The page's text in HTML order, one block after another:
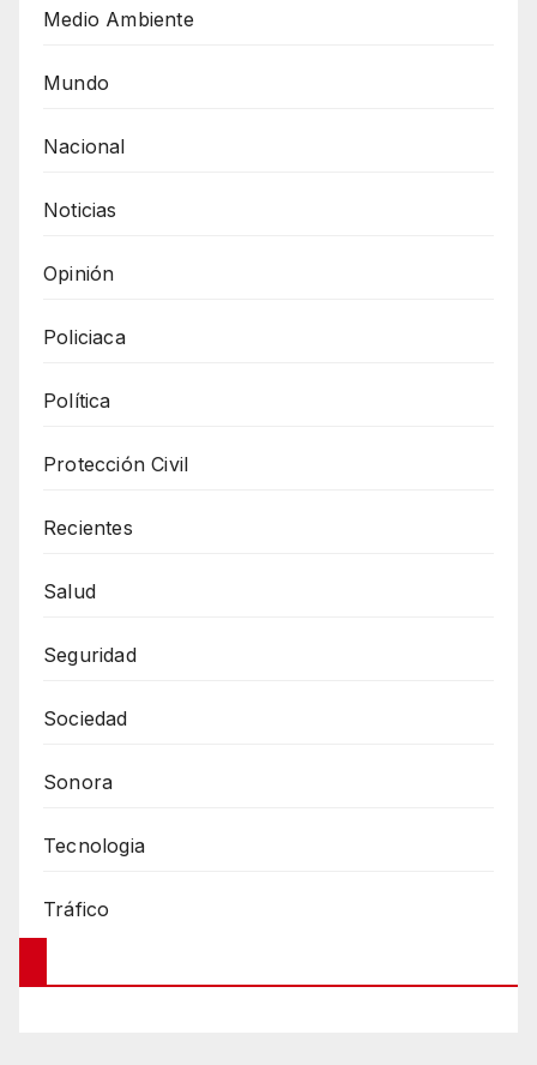
Medio Ambiente
Mundo
Nacional
Noticias
Opinión
Policiaca
Política
Protección Civil
Recientes
Salud
Seguridad
Sociedad
Sonora
Tecnologia
Tráfico